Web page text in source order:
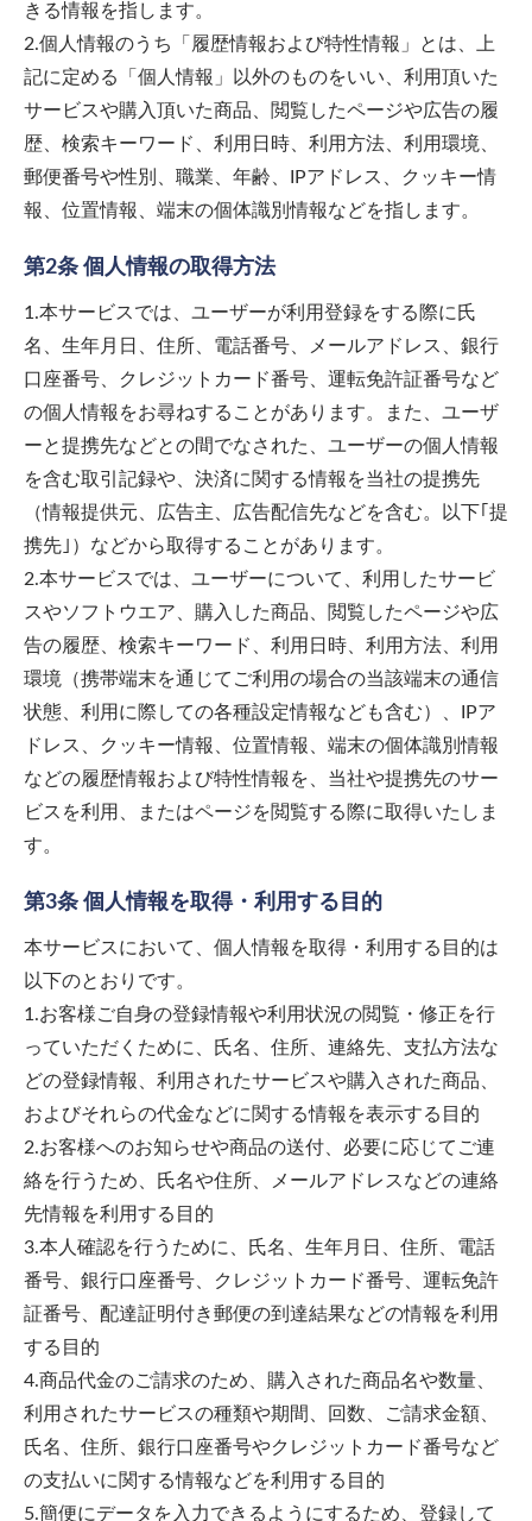
きる情報を指します。
2.個人情報のうち「履歴情報および特性情報」とは、上
記に定める「個人情報」以外のものをいい、利用頂いた
サービスや購入頂いた商品、閲覧したページや広告の履
歴、検索キーワード、利用日時、利用方法、利用環境、
郵便番号や性別、職業、年齢、IPアドレス、クッキー情
報、位置情報、端末の個体識別情報などを指します。
第2条 個人情報の取得方法
1.本サービスでは、ユーザーが利用登録をする際に氏
名、生年月日、住所、電話番号、メールアドレス、銀行
口座番号、クレジットカード番号、運転免許証番号など
の個人情報をお尋ねすることがあります。また、ユーザ
ーと提携先などとの間でなされた、ユーザーの個人情報
を含む取引記録や、決済に関する情報を当社の提携先
（情報提供元、広告主、広告配信先などを含む。以下｢提
携先｣）などから取得することがあります。
2.本サービスでは、ユーザーについて、利用したサービ
スやソフトウエア、購入した商品、閲覧したページや広
告の履歴、検索キーワード、利用日時、利用方法、利用
環境（携帯端末を通じてご利用の場合の当該端末の通信
状態、利用に際しての各種設定情報なども含む）、IPア
ドレス、クッキー情報、位置情報、端末の個体識別情報
などの履歴情報および特性情報を、当社や提携先のサー
ビスを利用、またはページを閲覧する際に取得いたしま
す。
第3条 個人情報を取得・利用する目的
本サービスにおいて、個人情報を取得・利用する目的は
以下のとおりです。
1.お客様ご自身の登録情報や利用状況の閲覧・修正を行
っていただくために、氏名、住所、連絡先、支払方法な
どの登録情報、利用されたサービスや購入された商品、
およびそれらの代金などに関する情報を表示する目的
2.お客様へのお知らせや商品の送付、必要に応じてご連
絡を行うため、氏名や住所、メールアドレスなどの連絡
先情報を利用する目的
3.本人確認を行うために、氏名、生年月日、住所、電話
番号、銀行口座番号、クレジットカード番号、運転免許
証番号、配達証明付き郵便の到達結果などの情報を利用
する目的
4.商品代金のご請求のため、購入された商品名や数量、
利用されたサービスの種類や期間、回数、ご請求金額、
氏名、住所、銀行口座番号やクレジットカード番号など
の支払いに関する情報などを利用する目的
5.簡便にデータを入力できるようにするため、登録して